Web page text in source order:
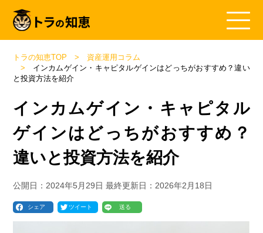
トラの知恵TOP
資産運用コラム
インカムゲイン・キャピタルゲインはどっちがおすすめ？違い
と投資方法を紹介
インカムゲイン・キャピタル
ゲインはどっちがおすすめ？
違いと投資方法を紹介
公開日： 2024年5月29日 最終更新日： 2026年2月18日
シェア ツイート 送る